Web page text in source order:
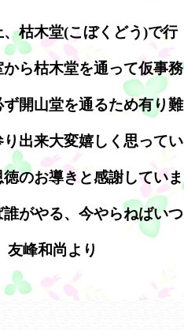
枯木堂(こぼくどう)で行
ら枯木堂を通って仮事務
開山堂を通るため有り難
出来大変嬉しく思ってい
のお導きと感謝していま
がやる、今やらねばいつ
友峰和尚より